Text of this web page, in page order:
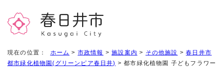
現在の位置： ホーム > 市政情報 >施設案内 > その他施設 >春日井市
都市緑化植物園(グリーンピア春日井) > 都市緑化植物園 子どもフラワー